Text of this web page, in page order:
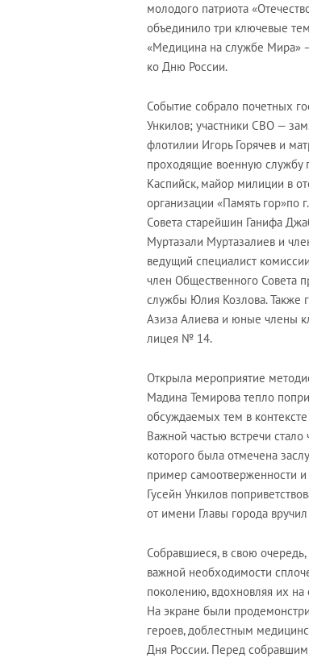
молодого патриота
объединило три ключевые
«Медицина на службе Мира»
ко Дню России.
Событие собрало почетных
Ункилов; участники СВО —
флотилии Игорь Горячев и
проходящие военную службу
Каспийск, майор милиции в
организации «Память гор»по
Совета старейшин Ганифа
Муртазали Муртазалиев и
ведущий специалист
член Общественного Совета
службы Юлия Козлова. Также
Азиза Алиева и юные члены
лицея № 14.
Открыла мероприятие
Мадина Темирова тепло
обсуждаемых тем в
Важной частью встречи
которого была отмечена
пример самоотверженности
Гусейн Ункилов
от имени Главы города
Собравшиеся, в свою
важной необходимости
поколению, вдохновляя их
На экране были
героев, доблестным
Дня России. Перед